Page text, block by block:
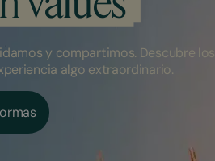
y compartimos. Descubre los
algo extraordinario.